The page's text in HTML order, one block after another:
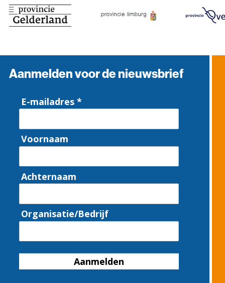
Aanmelden voor de nieuwsbrief
E-mailadres *
Voornaam
Achternaam
Organisatie/Bedrijf
Aanmelden